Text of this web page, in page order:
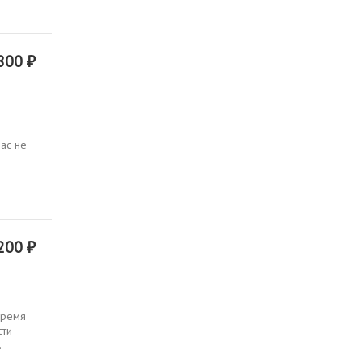
₽
не
₽